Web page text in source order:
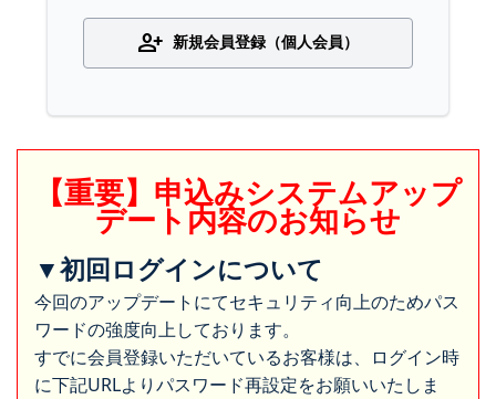
person_add 新規会員登録（個人会員）
【重要】申込みシステムアップ
デート内容のお知らせ
▼初回ログインについて
今回のアップデートにてセキュリティ向上のためパス
ワードの強度向上しております。
すでに会員登録いただいているお客様は、ログイン時
に下記URLよりパスワード再設定をお願いいたしま